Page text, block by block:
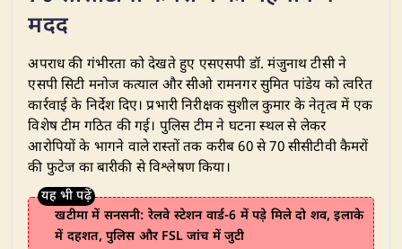
मदद
​अपराध की गंभीरता को देखते हुए एसएसपी डॉ. मंजुनाथ टीसी ने
एसपी सिटी मनोज कत्याल और सीओ रामनगर सुमित पांडेय को त्वरित
कार्रवाई के निर्देश दिए। प्रभारी निरीक्षक सुशील कुमार के नेतृत्व में एक
विशेष टीम गठित की गई। पुलिस टीम ने घटना स्थल से लेकर
आरोपियों के भागने वाले रास्तों तक करीब 60 से 70 सीसीटीवी कैमरों
की फुटेज का बारीकी से विश्लेषण किया।
खटीमा में सनसनी: रेलवे स्टेशन वार्ड-6 में पड़े मिले दो शव, इलाके
में दहशत, पुलिस और FSL जांच में जुटी